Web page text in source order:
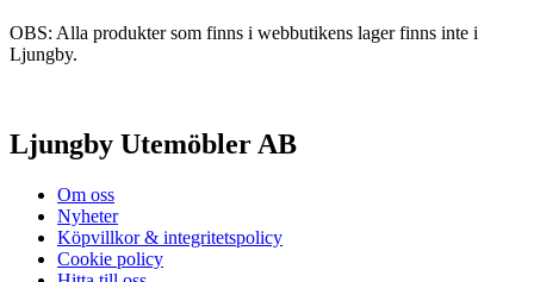
OBS: Alla produkter som finns i webbutikens lager finns inte i
Ljungby.
Ljungby Utemöbler AB
Om oss
Nyheter
Köpvillkor & integritetspolicy
Cookie policy